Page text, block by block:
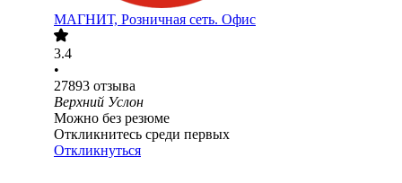
МАГНИТ, Розничная сеть. Офис
3.4
•
27893 отзыва
Верхний Услон
Можно без резюме
Откликнитесь среди первых
Откликнуться